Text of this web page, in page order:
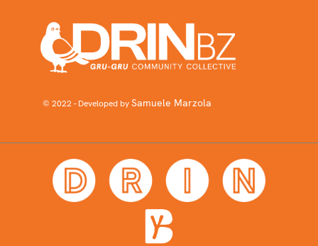
© 2022 - Developed bySamuele Marzola